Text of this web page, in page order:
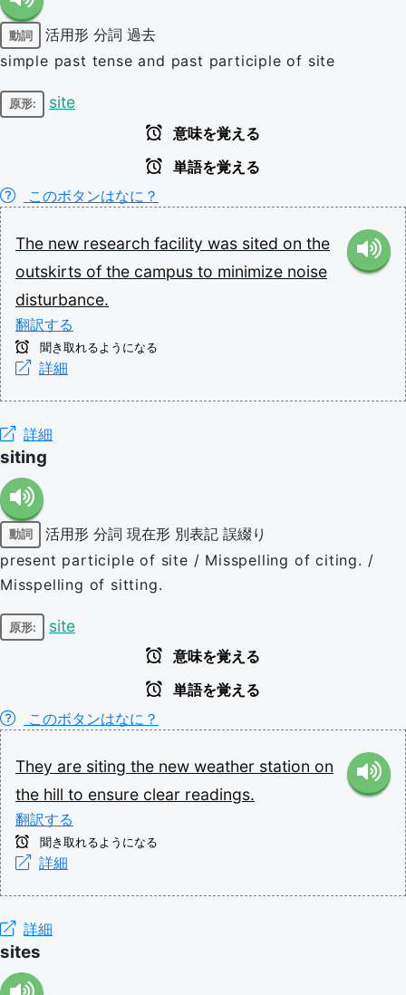
動詞 活用形 分詞 過去
simple past tense and past participle of site
原形: site
意味を覚える
単語を覚える
このボタンはなに？
The new research facility was sited on the
outskirts of the campus to minimize noise
disturbance.
翻訳する
聞き取れるようになる
詳細
詳細
siting
動詞 活用形 分詞 現在形 別表記 誤綴り
present participle of site / Misspelling of citing. /
Misspelling of sitting.
原形: site
意味を覚える
単語を覚える
このボタンはなに？
They are siting the new weather station on
the hill to ensure clear readings.
翻訳する
聞き取れるようになる
詳細
詳細
sites